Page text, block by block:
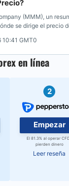
(MMM), un
se dirige el precio
el mercado el 20
bajando un 1,93%
10:41 GMT0
en línea
2
Empezar
El 81.3% al operar
pierden dinero
Leer reseña